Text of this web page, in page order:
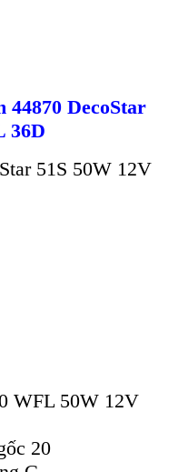
44870 DecoStar
36D
51S 50W 12V
WFL 50W 12V
20